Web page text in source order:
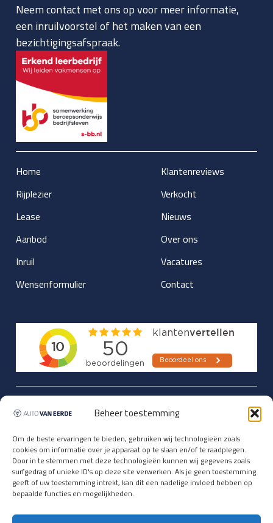
Beheer toestemming
Om de beste ervaringen te bieden, gebruiken wij technologieën zoals
cookies om informatie over je apparaat op te slaan en/of te raadplegen.
Door in te stemmen met deze technologieën kunnen wij gegevens zoals
surfgedrag of unieke ID's op deze site verwerken. Als je geen toestemming
geeft of uw toestemming intrekt, kan dit een nadelige invloed hebben op
bepaalde functies en mogelijkheden.
Neem contact met ons op voor meer informatie,
een inruilvoorstel of het maken van een
bezichtigingsafspraak.
Home
Rijplezier
Lease
Aanbod
Inruil
Wensenformulier
Klantenreviews
Verkocht
Nieuws
Over ons
Vacatures
Contact
Updates over nieuwbinnen-komers
vóórdat ze op de portals staan?
Registreer je hier.
E-mailadres *